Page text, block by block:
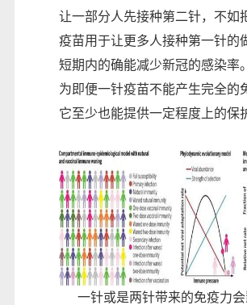
让一部分人先接种第二针，不如
疫苗用于让更多人接种第一针的
短期内的确能减少新冠的感染率
为即便一针疫苗不能产生完全的
它至少也能提供一定程度上的保
一针或是两针带来的免疫力